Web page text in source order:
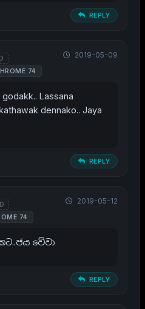
REPLY
74
2019-05-09
Lassana
dennako.. Jaya
REPLY
74
2019-05-12
වේවා
REPLY